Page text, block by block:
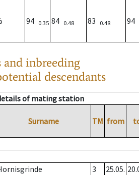
94 0.35 84 0.48 83 0.48 94
and inbreeding
descendants
of mating station
Surname TM from
3 25.05.